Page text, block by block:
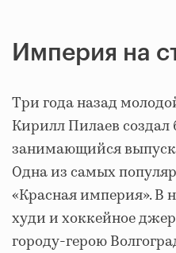
Империя на
Три года назад
Кирилл Пилаев
занимающийся
Одна из самых
«Красная империя». В
худи и хоккейное
городу-герою